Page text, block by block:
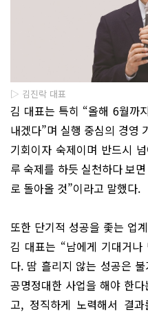
▷ 김진락 대표
김 대표는 특히 “올해 6월까
내겠다”며 실행 중심의 경영
기회이자 숙제이며 반드시
루 숙제를 하듯 실천하다 보
로 돌아올 것”이라고 말했다.
또한 단기적 성공을 좇는 업
김 대표는 “남에게 기대거
다. 땀 흘리지 않는 성공은
공명정대한 사업을 해야 한
고, 정직하게 노력해서 결